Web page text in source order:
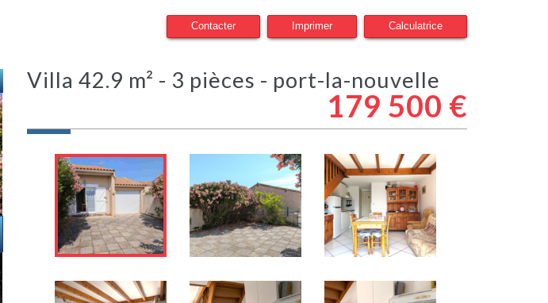
Contacter Imprimer Calculatrice
villa 42.9 m² - 3 pièces - port-la-nouvelle
179 500 €